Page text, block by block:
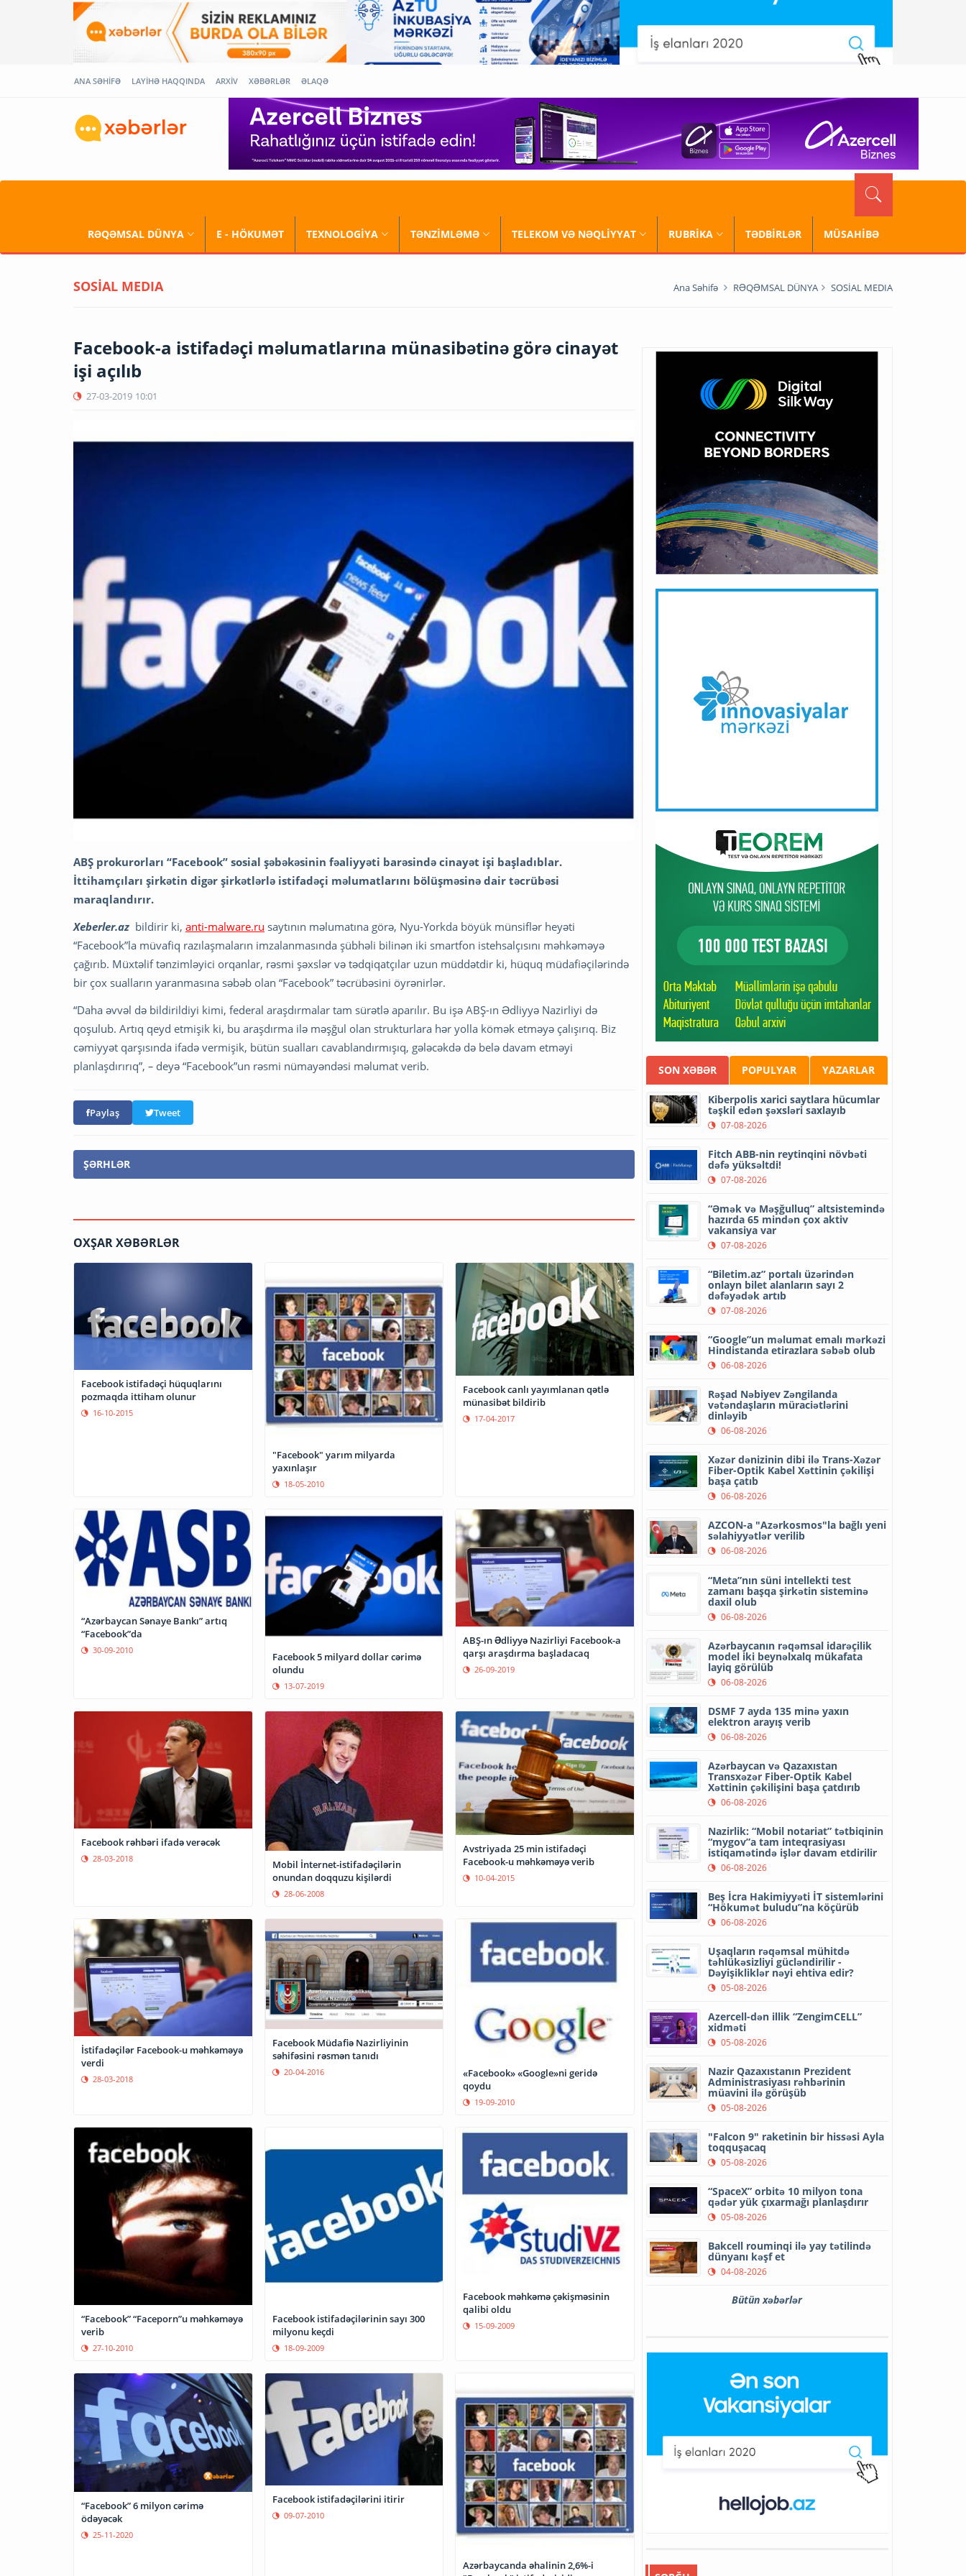
ANA SƏHİFƏ LAYİHƏ HAQQINDA ARXİV XƏBƏRLƏR ƏLAQƏ
RƏQƏMSAL DÜNYA E - HÖKUMƏT TEXNOLOGİYA TƏNZİMLƏMƏ TELEKOM VƏ NƏQLİYYAT RUBRİKA TƏDBİRLƏR MÜSAHİBƏ
SOSİAL MEDIA Ana Səhifə RƏQƏMSAL DÜNYA SOSİAL MEDIA
Facebook-a istifadəçi məlumatlarına münasibətinə görə cinayət
işi açılıb
27-03-2019 10:01
ABŞ prokurorları “Facebook” sosial şəbəkəsinin fəaliyyəti barəsində cinayət işi başladıblar.
İttihamçıları şirkətin digər şirkətlərlə istifadəçi məlumatlarını bölüşməsinə dair təcrübəsi
maraqlandırır.
Xeberler.az bildirir ki, anti-malware.ru saytının məlumatına görə, Nyu-Yorkda böyük münsiflər heyəti
“Facebook”la müvafiq razılaşmaların imzalanmasında şübhəli bilinən iki smartfon istehsalçısını məhkəməyə
çağırıb. Müxtəlif tənzimləyici orqanlar, rəsmi şəxslər və tədqiqatçılar uzun müddətdir ki, hüquq müdafiəçilərində
bir çox sualların yaranmasına səbəb olan “Facebook” təcrübəsini öyrənirlər.
“Daha əvvəl də bildirildiyi kimi, federal araşdırmalar tam sürətlə aparılır. Bu işə ABŞ-ın Ədliyyə Nazirliyi də
qoşulub. Artıq qeyd etmişik ki, bu araşdırma ilə məşğul olan strukturlara hər yolla kömək etməyə çalışırıq. Biz
cəmiyyət qarşısında ifadə vermişik, bütün sualları cavablandırmışıq, gələcəkdə də belə davam etməyi
planlaşdırırıq”, – deyə “Facebook”un rəsmi nümayəndəsi məlumat verib.
Paylaş Tweet
ŞƏRHLƏR
OXŞAR XƏBƏRLƏR
Facebook istifadəçi hüquqlarını
pozmaqda ittiham olunur
16-10-2015
"Facebook" yarım milyarda
yaxınlaşır
18-05-2010
Facebook canlı yayımlanan qətlə
münasibət bildirib
17-04-2017
“Azərbaycan Sənaye Bankı” artıq
“Facebook”da
30-09-2010
Facebook 5 milyard dollar cərimə
olundu
13-07-2019
ABŞ-ın Ədliyyə Nazirliyi Facebook-a
qarşı araşdırma başladacaq
26-09-2019
Facebook rəhbəri ifadə verəcək
28-03-2018
Mobil İnternet-istifadəçilərin
onundan doqquzu kişilərdi
28-06-2008
Avstriyada 25 min istifadəçi
Facebook-u məhkəməyə verib
10-04-2015
İstifadəçilər Facebook-u məhkəməyə
verdi
28-03-2018
Facebook Müdafiə Nazirliyinin
səhifəsini rəsmən tanıdı
20-04-2016
«Facebook» «Google»ni geridə
qoydu
19-09-2010
“Facebook” “Faceporn”u məhkəməyə
verib
27-10-2010
Facebook istifadəçilərinin sayı 300
milyonu keçdi
18-09-2009
Facebook məhkəmə çəkişməsinin
qalibi oldu
15-09-2009
“Facebook” 6 milyon cərimə
ödəyəcək
25-11-2020
Facebook istifadəçilərini itirir
09-07-2010
Azərbaycanda əhalinin 2,6%-i
SON XƏBƏR POPULYAR YAZARLAR
Kiberpolis xarici saytlara hücumlar
təşkil edən şəxsləri saxlayıb
07-08-2026
Fitch ABB-nin reytinqini növbəti
dəfə yüksəltdi!
07-08-2026
“Əmək və Məşğulluq” altsistemində
hazırda 65 mindən çox aktiv
vakansiya var
07-08-2026
“Biletim.az” portalı üzərindən
onlayn bilet alanların sayı 2
dəfəyədək artıb
07-08-2026
“Google”un məlumat emalı mərkəzi
Hindistanda etirazlara səbəb olub
06-08-2026
Rəşad Nəbiyev Zəngilanda
vətəndaşların müraciətlərini
dinləyib
06-08-2026
Xəzər dənizinin dibi ilə Trans-Xəzər
Fiber-Optik Kabel Xəttinin çəkilişi
başa çatıb
06-08-2026
AZCON-a "Azərkosmos"la bağlı yeni
səlahiyyətlər verilib
06-08-2026
“Meta”nın süni intellekti test
zamanı başqa şirkətin sisteminə
daxil olub
06-08-2026
Azərbaycanın rəqəmsal idarəçilik
model iki beynəlxalq mükafata
layiq görülüb
06-08-2026
DSMF 7 ayda 135 minə yaxın
elektron arayış verib
06-08-2026
Azərbaycan və Qazaxıstan
Transxəzər Fiber-Optik Kabel
Xəttinin çəkilişini başa çatdırıb
06-08-2026
Nazirlik: “Mobil notariat” tətbiqinin
“mygov”a tam inteqrasiyası
istiqamətində işlər davam etdirilir
06-08-2026
Beş İcra Hakimiyyəti İT sistemlərini
“Hökumət buludu”na köçürüb
06-08-2026
Uşaqların rəqəmsal mühitdə
təhlükəsizliyi gücləndirilir -
Dəyişikliklər nəyi ehtiva edir?
05-08-2026
Azercell-dən illik “ZengimCELL”
xidməti
05-08-2026
Nazir Qazaxıstanın Prezident
Administrasiyası rəhbərinin
müavini ilə görüşüb
05-08-2026
"Falcon 9" raketinin bir hissəsi Ayla
toqquşacaq
05-08-2026
“SpaceX” orbitə 10 milyon tona
qədər yük çıxarmağı planlaşdırır
05-08-2026
Bakcell rouminqi ilə yay tətilində
dünyanı kəşf et
04-08-2026
Bütün xəbərlər